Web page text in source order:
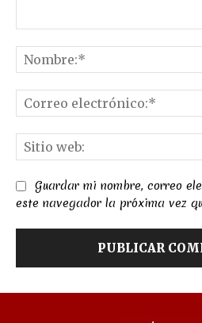
Guardar mi nombre, correo
este navegador la próxima vez